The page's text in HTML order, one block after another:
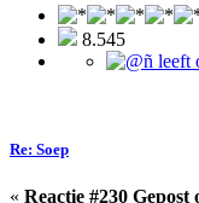
8.545
Re: Soep
« Reactie #230 Gepost